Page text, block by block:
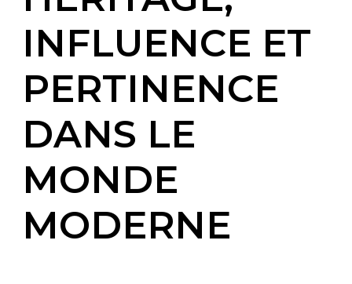
INFLUENCE ET
PERTINENCE
DANS LE
MONDE
MODERNE